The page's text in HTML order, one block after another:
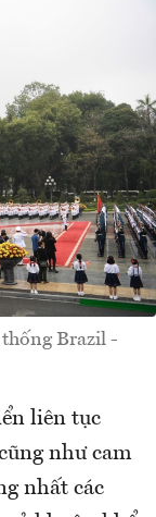
Brazil -
liên tục
như cam
nhất các